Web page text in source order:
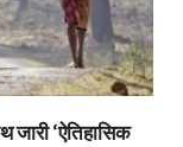
‘ऐतिहासिक